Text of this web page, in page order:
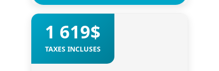
1 619$
TAXES INCLUSES